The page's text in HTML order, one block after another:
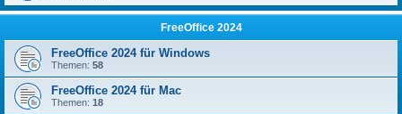
FreeOffice 2024
FreeOffice 2024 für Windows
Themen: 58
FreeOffice 2024 für Mac
Themen: 18